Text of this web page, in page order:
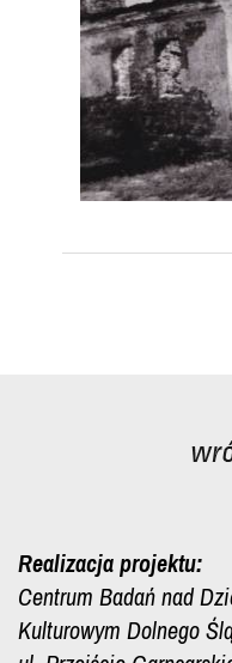
Realizacja projektu:
Centrum Badań nad
Kulturowym Dolnego